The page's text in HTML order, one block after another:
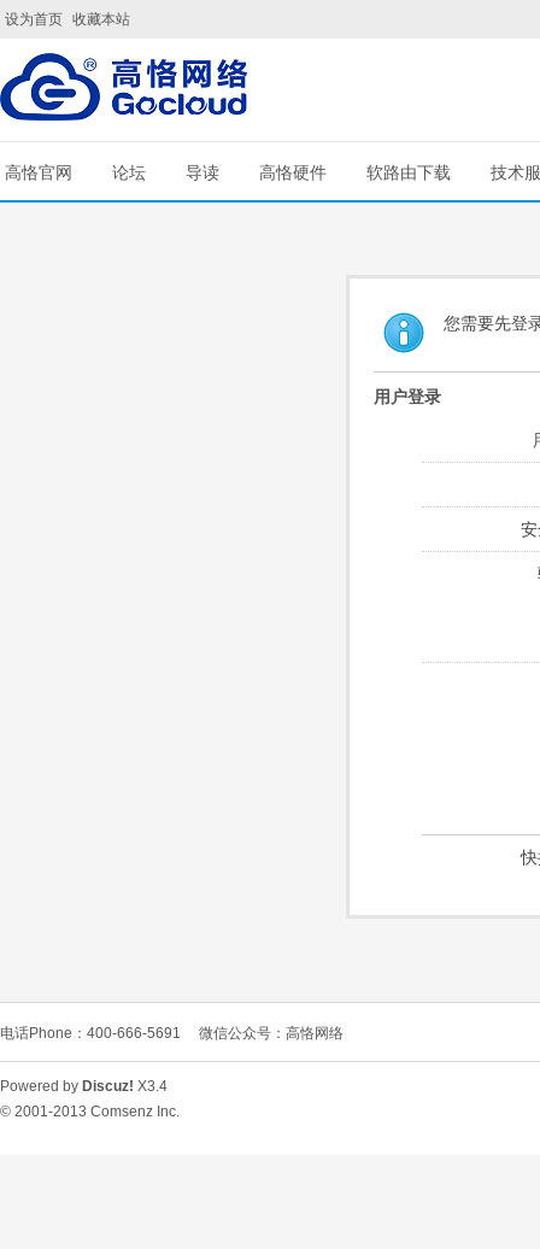
设为首页 收藏本站
高恪官网 论坛 导读 高恪硬件 软路由下载 技术
您需要先登
用户登录
电话Phone：400-666-5691 微信公众号：高恪网络
Powered by Discuz! X3.4
© 2001-2013 Comsenz Inc.